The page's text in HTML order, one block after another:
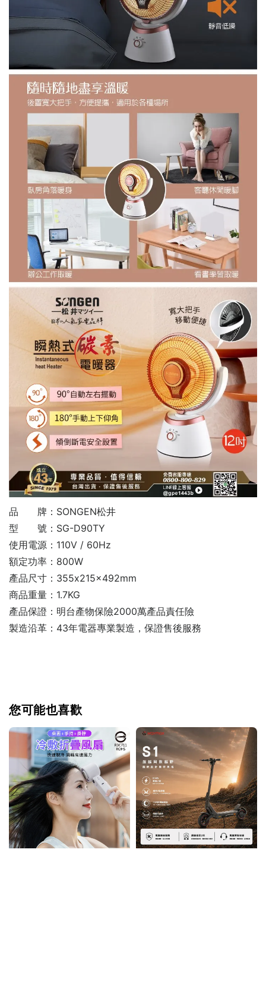
品 牌：SONGEN松井
型 號：SG-D90TY
使用電源：110V / 60Hz
額定功率：800W
產品尺寸：355x215x492mm
商品重量：1.7KG
產品保證：明台產物保險2000萬產品責任險
製造沿革：43年電器專業製造，保證售後服務
您可能也喜歡